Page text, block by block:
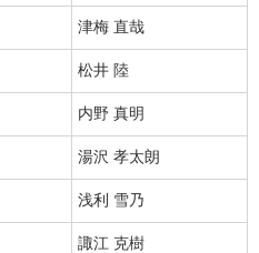
津梅 直哉
松井 陸
内野 真明
湯沢 孝太朗
浅利 雪乃
諏江 克樹